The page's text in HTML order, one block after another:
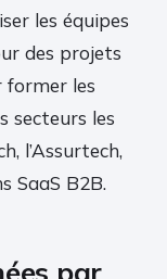
les équipes
des projets
former les
secteurs les
l’Assurtech,
SaaS B2B.
par